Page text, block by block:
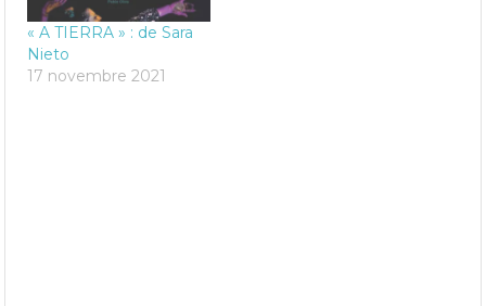
« A TIERRA » : de Sara
Nieto
17 novembre 2021